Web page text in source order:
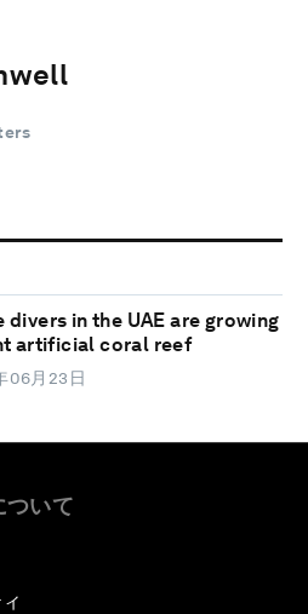
divers in the UAE are growing
artificial coral reef
06月23日
ついて